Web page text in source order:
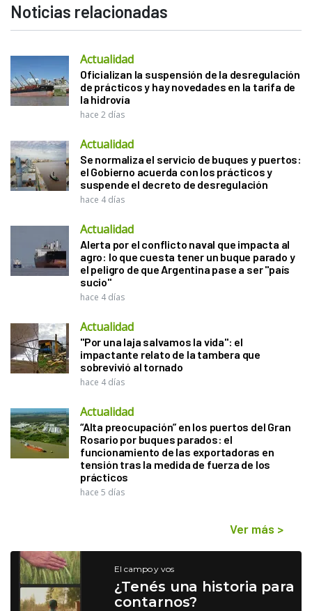
Noticias relacionadas
Actualidad
Oficializan la suspensión de la desregulación
de prácticos y hay novedades en la tarifa de
la hidrovía
hace 2 días
Actualidad
Se normaliza el servicio de buques y puertos:
el Gobierno acuerda con los prácticos y
suspende el decreto de desregulación
hace 4 días
Actualidad
Alerta por el conflicto naval que impacta al
agro: lo que cuesta tener un buque parado y
el peligro de que Argentina pase a ser "país
sucio"
hace 4 días
Actualidad
"Por una laja salvamos la vida": el
impactante relato de la tambera que
sobrevivió al tornado
hace 4 días
Actualidad
“Alta preocupación” en los puertos del Gran
Rosario por buques parados: el
funcionamiento de las exportadoras en
tensión tras la medida de fuerza de los
prácticos
hace 5 días
Ver más >
El campo y vos
¿Tenés una historia para
contarnos?